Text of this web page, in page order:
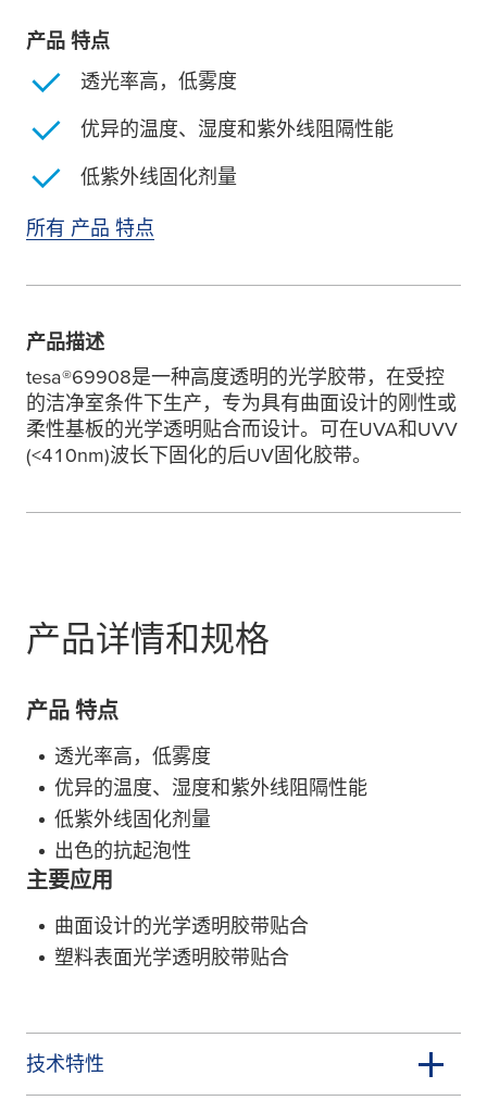
产品 特点
透光率高，低雾度
优异的温度、湿度和紫外线阻隔性能
低紫外线固化剂量
所有 产品 特点
产品描述
tesa®69908是一种高度透明的光学胶带，在受控
的洁净室条件下生产，专为具有曲面设计的刚性或
柔性基板的光学透明贴合而设计。可在UVA和UVV
(<410nm)波长下固化的后UV固化胶带。
产品详情和规格
产品 特点
透光率高，低雾度
优异的温度、湿度和紫外线阻隔性能
低紫外线固化剂量
出色的抗起泡性
主要应用
曲面设计的光学透明胶带贴合
塑料表面光学透明胶带贴合
技术特性